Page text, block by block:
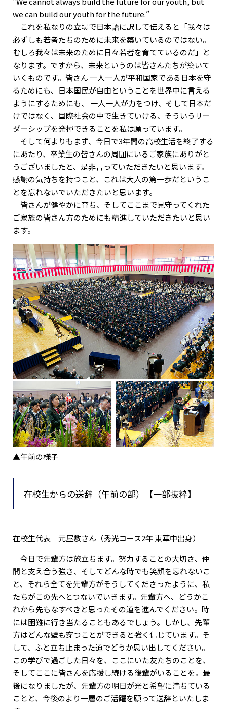
we can build our youth for the future.”
これを私なりの立場で日本語に訳して伝えると「我々は
必ずしも若者たちのために未来を築いているのではない。
むしろ我々は未来のために日々若者を育てているのだ」と
なります。ですから、未来というのは皆さんたちが築いて
いくものです。皆さん 一人一人が平和国家である日本を守
るためにも、日本国民が自由ということを世界中に言える
ようにするためにも、 一人一人が力をつけ、そして日本だ
けではなく、国際社会の中で生きていける、そういうリー
ダーシップを発揮できることを私は願っています。
そして何よりもまず、今日で3年間の高校生活を終了する
にあたり、卒業生の皆さんの周囲にいるご家族にありがと
うございましたと、是非言っていただきたいと思います。
感謝の気持ちを持つこと、これは大人の第一歩だというこ
とを忘れないでいただきたいと思います。
皆さんが健やかに育ち、そしてここまで見守ってくれた
ご家族の皆さん方のためにも精進していただきたいと思い
ます。
▲午前の様子
在校生からの送辞（午前の部）【一部抜粋】
在校生代表 元屋敷さん（秀光コース2年 東華中出身）
今日で先輩方は旅立ちます。努力することの大切さ、仲
間と支え合う強さ、そしてどんな時でも笑顔を忘れないこ
と、それら全てを先輩方がそうしてくださったように、私
たちがこの先へとつないでいきます。先輩方へ、どうかこ
れから先もなすべきと思ったその道を進んでください。時
には困難に行き当たることもあるでしょう。しかし、先輩
方はどんな壁も穿つことができると強く信じています。そ
して、ふと立ち止まった道でどうか思い出してください。
この学びで過ごした日々を、ここにいた友たちのことを、
そしてここに皆さんを応援し続ける後輩がいることを。最
後になりましたが、先輩方の明日が光と希望に満ちている
ことと、今後のより一層のご活躍を願って送辞といたしま